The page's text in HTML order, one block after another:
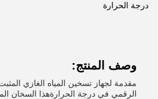
درجة الحرارة
وصف المنتج:
مقدمة لجهاز تسخين المياه الغازي
الرقمي في درجة الحرارةهذا السخان